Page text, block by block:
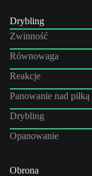
Drybling
Zwinność
Równowaga
Reakcje
Panowanie nad piłką
Drybling
Opanowanie
Obrona